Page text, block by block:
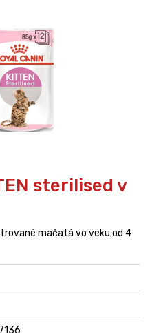
sterilised v
mačatá vo veku od 4